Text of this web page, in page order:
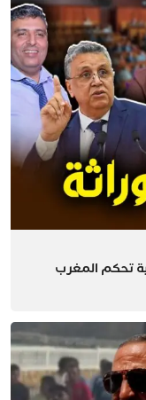
تحكم المغرب